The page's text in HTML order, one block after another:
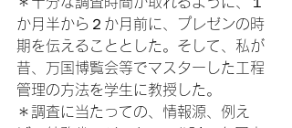
か月半から２か月前に、プレゼンの時
期を伝えることとした。そして、私が
昔、万国博覧会等でマスターした工程
管理の方法を学生に教授した。
＊調査に当たっての、情報源、例え